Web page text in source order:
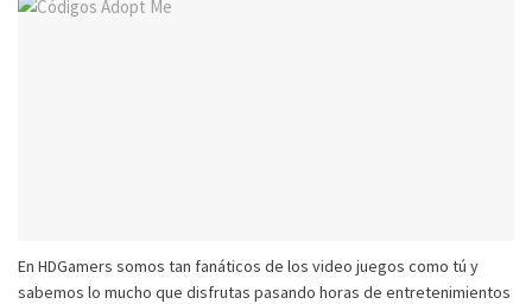
En HDGamers somos tan fanáticos de los video juegos como tú y
sabemos lo mucho que disfrutas pasando horas de entretenimientos